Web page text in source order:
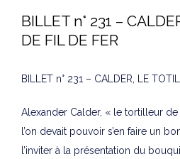
BILLET n° 231 –
DE FIL DE FER
BILLET n° 231 – CALDER, LE
Alexander Calder, « le tortilleur
l’on devait pouvoir s’en faire un
l’inviter à la présentation du